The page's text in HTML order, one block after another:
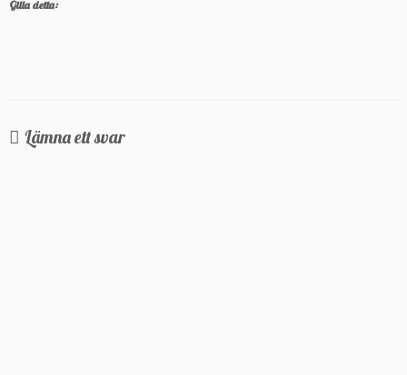
Gilla detta:
Lämna ett svar